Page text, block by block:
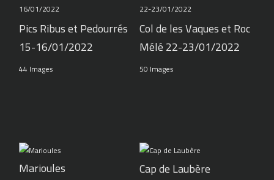
Pics Ribus et Pedourrés
15-16/01/2022
44 Images
Col de les Vaques et Roc
Mélé 22-23/01/2022
50 Images
Marioules Cap de Laubère